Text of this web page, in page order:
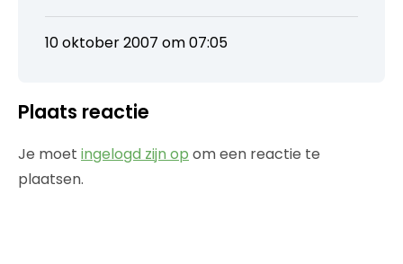
10 oktober 2007 om 07:05
Plaats reactie
Je moet ingelogd zijn op om een reactie te
plaatsen.